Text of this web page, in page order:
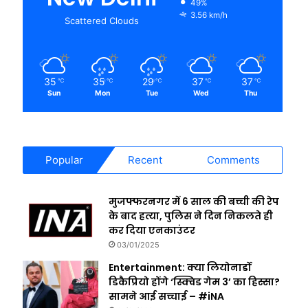
Scattered Clouds
49%
3.56 km/h
35 ℃
Sun
35 ℃
Mon
29 ℃
Tue
37 ℃
Wed
37 ℃
Thu
Popular Recent Comments
मुजफ्फरनगर में 6 साल की बच्ची की रेप
के बाद हत्या, पुलिस ने दिन निकलते ही
कर दिया एनकाउंटर
03/01/2025
Entertainment: क्या लियोनार्डो
डिकैप्रियो होंगे ‘स्क्विड गेम 3’ का हिस्सा?
सामने आई सच्चाई – #iNA